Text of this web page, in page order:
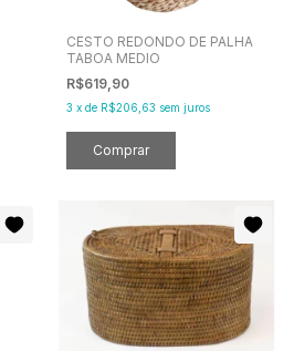
CESTO REDONDO DE PALHA
TABOA MEDIO
R$619,90
3 x de R$206,63 sem juros